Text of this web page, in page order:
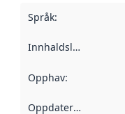
Språk:
Innhaldsleverandørar
Opphav:
Oppdateringsfrekvens